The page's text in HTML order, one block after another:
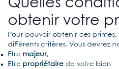
Quelles
obtenir votre
Pour pouvoir obtenir ces
différents critères. Vous devrez
Etre majeur,
Etre propriétaire de votre bien